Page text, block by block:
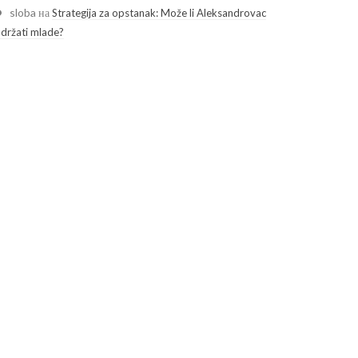
sloba наStrategija za opstanak: Može li Aleksandrovac
mlade?